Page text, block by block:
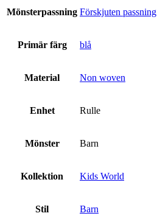
Mönsterpassning Förskjuten passning
Primär färg blå
Material Non woven
Enhet Rulle
Mönster Barn
Kollektion Kids World
Stil Barn